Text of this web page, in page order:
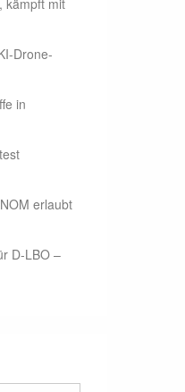
kämpft mit
Drone-
in
erlaubt
D-LBO –